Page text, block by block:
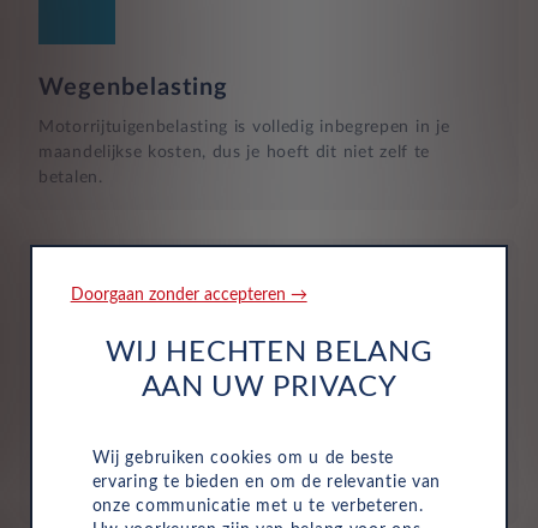
Wegenbelasting
Motorrijtuigenbelasting is volledig inbegrepen in je
maandelijkse kosten, dus je hoeft dit niet zelf te
betalen.
Verzekering
uitgebreide dekking, zodat je volledig beschermd bent in
het geval van onvoorziene ongelukken.
Doorgaan zonder accepteren →
WIJ HECHTEN BELANG
AAN UW PRIVACY
Wij gebruiken cookies om u de beste
ervaring te bieden en om de relevantie van
onze communicatie met u te verbeteren.